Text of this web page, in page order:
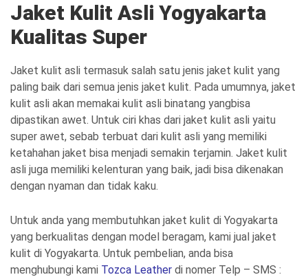
Jaket Kulit Asli Yogyakarta
Kualitas Super
Jaket kulit asli termasuk salah satu jenis jaket kulit yang
paling baik dari semua jenis jaket kulit. Pada umumnya, jaket
kulit asli akan memakai kulit asli binatang yangbisa
dipastikan awet. Untuk ciri khas dari jaket kulit asli yaitu
super awet, sebab terbuat dari kulit asli yang memiliki
ketahahan jaket bisa menjadi semakin terjamin. Jaket kulit
asli juga memiliki kelenturan yang baik, jadi bisa dikenakan
dengan nyaman dan tidak kaku.
Untuk anda yang membutuhkan jaket kulit di Yogyakarta
yang berkualitas dengan model beragam, kami jual jaket
kulit di Yogyakarta. Untuk pembelian, anda bisa
menghubungi kami Tozca Leather di nomer Telp – SMS :